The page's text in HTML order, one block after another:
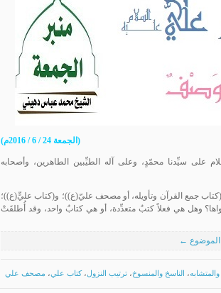
(الجمعة 24 / 6 / 2016م)
على سيِّدنا محمّدٍ، وعلى آله الطيِّبين الطاهرين، وأصحابه
جمع القرآن وتأويله، أو مصحف عليّ(ع))؛ و(كتاب عليٍّ(ع))؛
وهل هي فعلاً كتبٌ متعدِّدة، أو هي كتابٌ واحد، وقد أُطلقَتْ
الموضوع ←
، الناسخ والمنسوخ، ترتيب النزول،كتاب علي، مصحف علي